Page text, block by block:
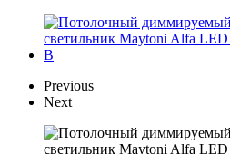
Previous
Next